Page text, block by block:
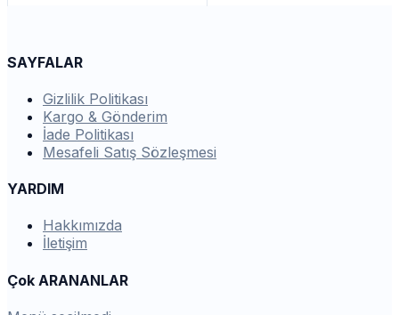
SAYFALAR
Gizlilik Politikası
Kargo & Gönderim
İade Politikası
Mesafeli Satış Sözleşmesi
YARDIM
Hakkımızda
İletişim
Çok ARANANLAR